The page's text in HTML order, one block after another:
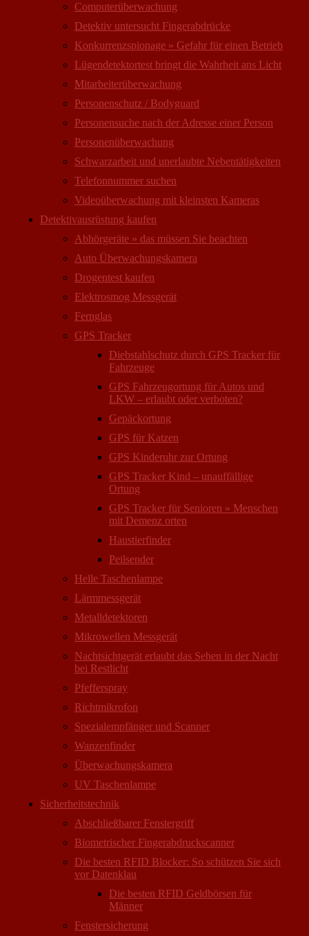
Computer­überwachung
Detektiv untersucht Fingerabdrücke
Konkurrenzspionage » Gefahr für einen Betrieb
Lügendetektortest bringt die Wahrheit ans Licht
Mitarbeiter­überwachung
Personenschutz / Bodyguard
Personensuche nach der Adresse einer Person
Personen­überwachung
Schwarzarbeit und unerlaubte Nebentätigkeiten
Telefonnummer suchen
Videoüberwachung mit kleinsten Kameras
Detektivausrüstung kaufen
Abhörgeräte » das müssen Sie beachten
Auto Überwachungs­kamera
Drogentest kaufen
Elektrosmog Messgerät
Fernglas
GPS Tracker
Diebstahlschutz durch GPS Tracker für
Fahrzeuge
GPS Fahrzeugortung für Autos und
LKW – erlaubt oder verboten?
Gepäckortung
GPS für Katzen
GPS Kinderuhr zur Ortung
GPS Tracker Kind – unauffällige
Ortung
GPS Tracker für Senioren » Menschen
mit Demenz orten
Haustierfinder
Peilsender
Helle Taschenlampe
Lärmmessgerät
Metalldetektoren
Mikrowellen Messgerät
Nachtsichtgerät erlaubt das Sehen in der Nacht
bei Restlicht
Pfefferspray
Richtmikrofon
Spezialempfänger und Scanner
Wanzenfinder
Überwachungskamera
UV Taschenlampe
Sicherheitstechnik
Abschließbarer Fenstergriff
Biometrischer Fingerabdruckscanner
Die besten RFID Blocker: So schützen Sie sich
vor Datenklau
Die besten RFID Geldbörsen für
Männer
Fenstersicherung